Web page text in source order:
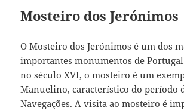
Mosteiro dos Jerónimos
O Mosteiro dos Jerónimos é um dos
importantes monumentos de
no século XVI, o mosteiro é um
Manuelino, característico do período
Navegações. A visita ao mosteiro é